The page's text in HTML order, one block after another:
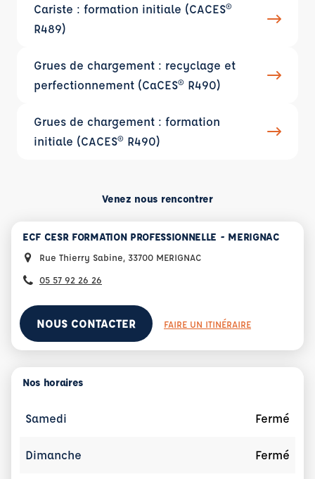
Cariste : formation initiale (CACES®
R489)
Grues de chargement : recyclage et
perfectionnement (CaCES® R490)
Grues de chargement : formation
initiale (CACES® R490)
Venez nous rencontrer
ECF CESR FORMATION PROFESSIONNELLE - MERIGNAC
Rue Thierry Sabine, 33700 MERIGNAC
05 57 92 26 26
NOUS CONTACTER FAIRE UN ITINÉRAIRE
Nos horaires
Samedi Fermé
Dimanche Fermé